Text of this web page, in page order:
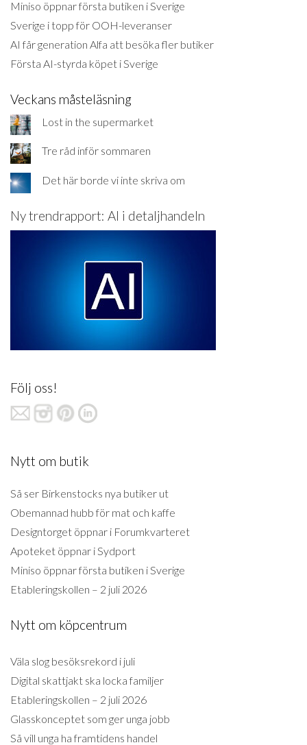
Miniso öppnar första butiken i Sverige
Sverige i topp för OOH-leveranser
AI får generation Alfa att besöka fler butiker
Första AI-styrda köpet i Sverige
Veckans måsteläsning
Lost in the supermarket
Tre råd inför sommaren
Det här borde vi inte skriva om
Ny trendrapport: AI i detaljhandeln
Följ oss!
Nytt om butik
Så ser Birkenstocks nya butiker ut
Obemannad hubb för mat och kaffe
Designtorget öppnar i Forumkvarteret
Apoteket öppnar i Sydport
Miniso öppnar första butiken i Sverige
Etableringskollen – 2 juli 2026
Nytt om köpcentrum
Väla slog besöksrekord i juli
Digital skattjakt ska locka familjer
Etableringskollen – 2 juli 2026
Glasskonceptet som ger unga jobb
Så vill unga ha framtidens handel